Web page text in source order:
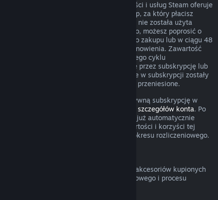
W przypadku niektórego rodzaju zawartości i usług Steam oferuje
okresowy (comiesięczny, coroczny) dostęp, za który płacisz
cyklicznie. Jeżeli odnawialna subskrypcja nie została użyta
podczas obecnego okresu rozliczeniowego, możesz poprosić o
zwrot w ciągu 48 godzin od początkowego zakupu lub w ciągu 48
godzin od dowolnego automatycznego odnowienia. Zawartość
uznaje się za użytą, jeżeli podczas obecnego cyklu
rozliczeniowego grano w gry obejmowane przez subskrypcję lub
jeżeli wszelkie korzyści lub zniżki zawarte w subskrypcji zostały
użyte, wykorzystane, zmodyfikowane lub przeniesione.
Pamiętaj o tym, że możesz anulować aktywną subskrypcję w
swoich szczegółów konta. Po
anulowaniu twoja subskrypcja nie będzie już automatycznie
odnawiana, ale uzyskasz dostęp do zawartości i korzyści tej
subskrypcji do końca twojego obecnego okresu rozliczeniowego.
Możesz poprosić o zwrot sprzętu Steam i akcesoriów kupionych
poprzez Steam w obrębie przedziału czasowego i procesu